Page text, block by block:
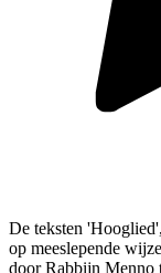
De teksten
op meeslepende
door Rabbijn Menno